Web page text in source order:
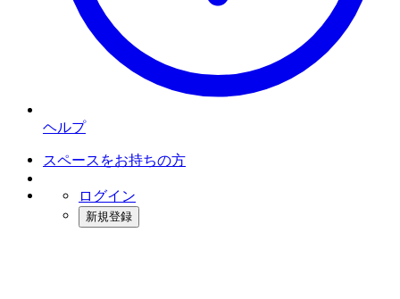
ヘルプ
スペースをお持ちの方
ログイン
新規登録